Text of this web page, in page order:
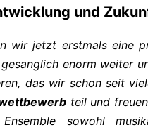
und
wir jetzt erstmals eine
enorm weiter
das wir schon seit
teil und
sowohl